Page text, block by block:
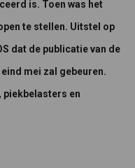
is. Toen was het
te stellen. Uitstel op
dat de publicatie van de
mei zal gebeuren.
piekbelasters en